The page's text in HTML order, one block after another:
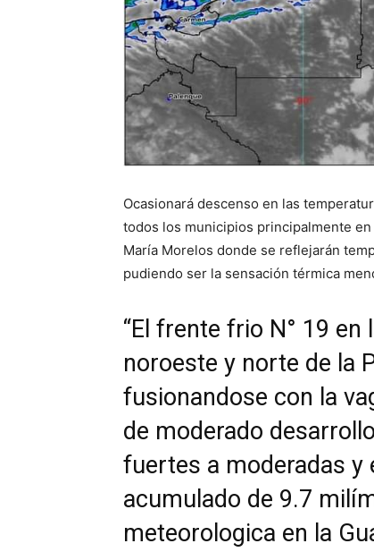
Ocasionará descenso en las
todos los municipios principalmente
María Morelos donde se reflejarán
pudiendo ser la sensación térmica
“El frente frio N° 19
noroeste y norte de la
fusionandose con la
de moderado
fuertes a moderadas y
acumulado de 9.7
meteorologica en la